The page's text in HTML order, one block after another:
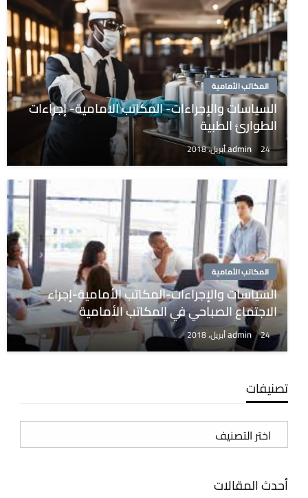
المكاتب الأمامية
السياسات والإجراءات- المكاتب الامامية- إجراءات
الطوارئ الطبية
admin 24 أبريل، 2018
المكاتب الأمامية
السياسات والإجراءات-المكاتب الأمامية-إجراء
الاجتماع الصباحي في المكاتب الأمامية
admin 24 أبريل، 2018
تصنيفات
تصنيفات
أحدث المقالات